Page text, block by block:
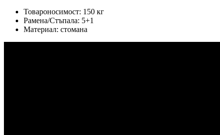
Товароносимост: 150 кг
Рамена/Стъпала: 5+1
Материал: стомана